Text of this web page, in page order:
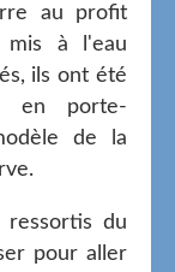
au profit
mis à l'eau
ils ont été
en porte-
de la
du
pour aller